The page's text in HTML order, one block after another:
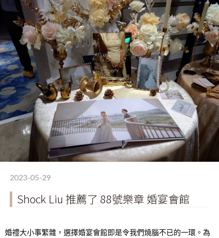
2023-05-29
Shock Liu 推薦了 88號樂章 婚宴會館
婚禮大小事繁雜，選擇婚宴會館即是令我們燒腦不已的一環。為